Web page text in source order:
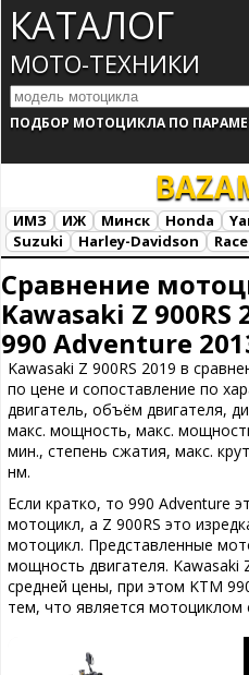
КАТАЛОГ
МОТО-ТЕХНИКИ
ПОДБОР МОТОЦИКЛА ПО
BAZA
ИМЗ ИЖ Минск Honda
Suzuki
Harley-Davidson
Сравнение
Kawasaki Z 900RS
990 Adventure
Kawasaki Z 900RS 2019 в
по цене и сопоставление по
двигатель, объём двигателя,
макс. мощность, макс.
мин., степень сжатия, макс.
нм.
Если кратко, то 990 Adventure
мотоцикл, а Z 900RS это
мотоцикл. Представленные
мощность двигателя. Kawasaki
средней цены, при этом KTM
тем, что является мотоциклом